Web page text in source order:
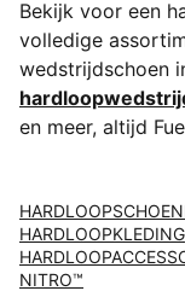
Bekijk voor een
volledige
wedstrijdschoen
en meer, altijd
HARDLOOPKLEDING
NITRO™